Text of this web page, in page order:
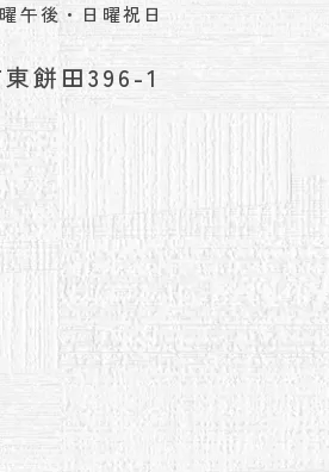
午後・日曜祝日
餅田396-1